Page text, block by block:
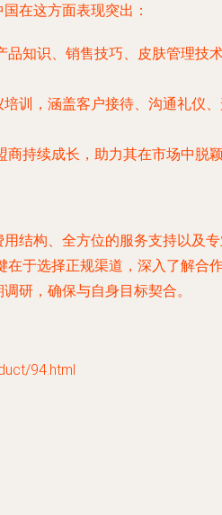
在这方面表现突出：
品知识、销售技巧、皮肤管理
培训，涵盖客户接待、沟通礼
持续成长，助力其在市场中脱颖
结构、全方位的服务支持以及
于选择正规渠道，深入了解
研，确保与自身目标契合。
94.html